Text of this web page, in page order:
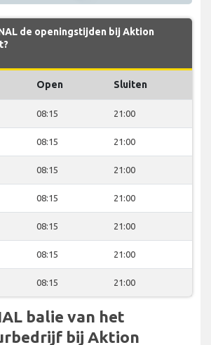
de openingstijden bij Aktion
Open Sluiten
08:15 21:00
08:15 21:00
08:15 21:00
08:15 21:00
08:15 21:00
08:15 21:00
08:15 21:00
balie van het
bij Aktion